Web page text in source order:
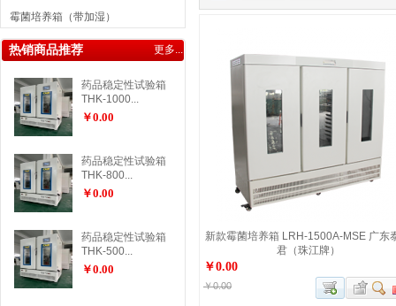
新款霉菌培养箱 LRH-1500A-MSE 广东
君（珠江牌）
￥0.00
￥0.00
霉菌培养箱（带加湿）
热销商品推荐
药品稳定性试验箱
THK-1000...
￥0.00
药品稳定性试验箱
THK-800...
￥0.00
药品稳定性试验箱
THK-500...
￥0.00
更多...